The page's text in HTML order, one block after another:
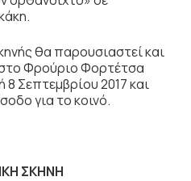
θα παρουσιαστεί και
Φρούριο Φορτέτσα
Σεπτεμβρίου 2017 και
για το κοινό.
ΣΚΗΝΗ